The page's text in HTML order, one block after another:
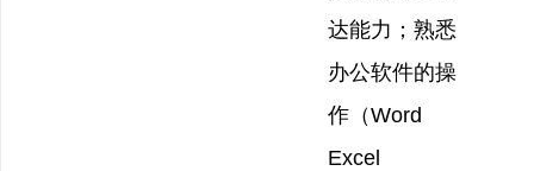
达能力；熟悉
办公软件的操
作（Word
Excel